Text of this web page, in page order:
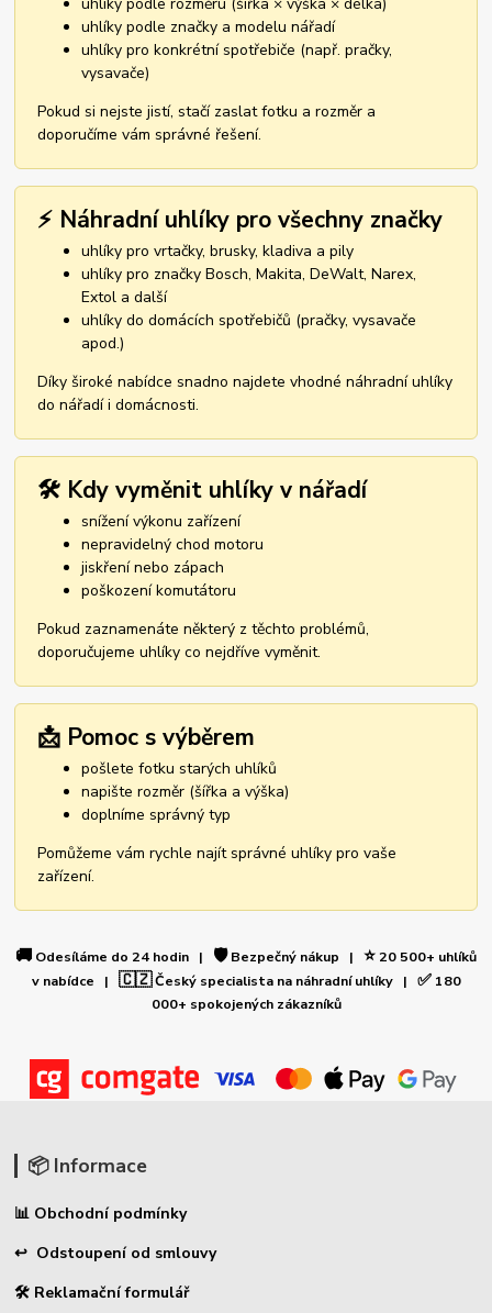
uhlíky podle značky a modelu nářadí
uhlíky pro konkrétní spotřebiče (např. pračky,
vysavače)
Pokud si nejste jistí, stačí zaslat fotku a rozměr a
doporučíme vám správné řešení.
⚡ Náhradní uhlíky pro všechny značky
uhlíky pro vrtačky, brusky, kladiva a pily
uhlíky pro značky Bosch, Makita, DeWalt, Narex,
Extol a další
uhlíky do domácích spotřebičů (pračky, vysavače
apod.)
Díky široké nabídce snadno najdete vhodné náhradní uhlíky
do nářadí i domácnosti.
🛠️ Kdy vyměnit uhlíky v nářadí
snížení výkonu zařízení
nepravidelný chod motoru
jiskření nebo zápach
poškození komutátoru
Pokud zaznamenáte některý z těchto problémů,
doporučujeme uhlíky co nejdříve vyměnit.
📩 Pomoc s výběrem
pošlete fotku starých uhlíků
napište rozměr (šířka a výška)
doplníme správný typ
Pomůžeme vám rychle najít správné uhlíky pro vaše
zařízení.
🚚 Odesíláme do 24 hodin | 🛡️Bezpečný nákup | ⭐20 500+ uhlíků
v nabídce | 🇨🇿Český specialista na náhradní uhlíky | ✅180
000+ spokojených zákazníků
📦 Informace
📊 Obchodní podmínky
↩ Odstoupení od smlouvy
🛠 Reklamační formulář